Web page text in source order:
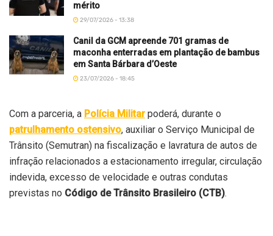
mérito
29/07/2026 - 13:38
Canil da GCM apreende 701 gramas de
maconha enterradas em plantação de bambus
em Santa Bárbara d’Oeste
23/07/2026 - 18:45
Com a parceria, a Polícia Militarpoderá, durante o
patrulhamento ostensivo, auxiliar o Serviço Municipal de
Trânsito (Semutran) na fiscalização e lavratura de autos de
infração relacionados a estacionamento irregular, circulação
indevida, excesso de velocidade e outras condutas
previstas no Código de Trânsito Brasileiro (CTB).